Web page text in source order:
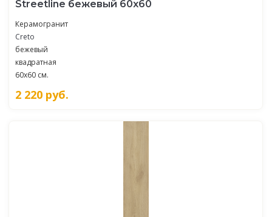
Streetline бежевый 60х60
Керамогранит
Creto
бежевый
квадратная
60x60 см.
2 220 руб.